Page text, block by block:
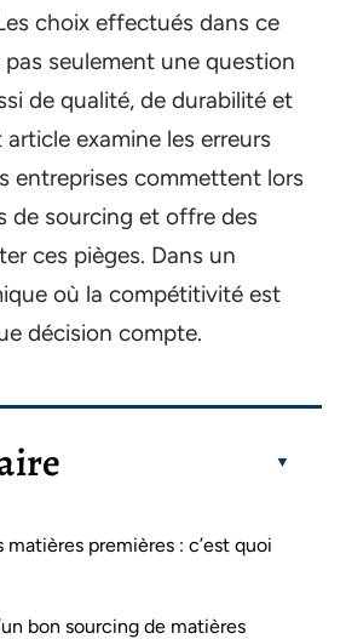
choix effectués dans ce
seulement une question
de qualité, de durabilité et
examine les erreurs
entreprises commettent lors
de sourcing et offre des
ces pièges. Dans un
où la compétitivité est
décision compte.
matières premières : c’est quoi
bon sourcing de matières